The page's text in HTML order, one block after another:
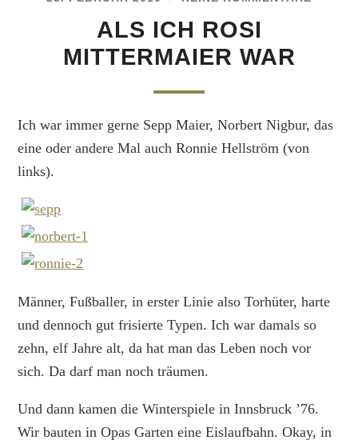
ALS ICH ROSI
MITTERMAIER WAR
Ich war immer gerne Sepp Maier, Norbert Nigbur, das
eine oder andere Mal auch Ronnie Hellström (von
links).
Männer, Fußballer, in erster Linie also Torhüter, harte
und dennoch gut frisierte Typen. Ich war damals so
zehn, elf Jahre alt, da hat man das Leben noch vor
sich. Da darf man noch träumen.
Und dann kamen die Winterspiele in Innsbruck ’76.
Wir bauten in Opas Garten eine Eislaufbahn. Okay, in